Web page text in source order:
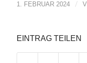
1. FEBRUAR 2024 /
EINTRAG TEILEN